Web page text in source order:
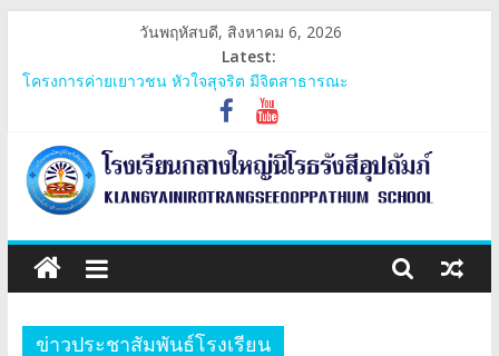
content
วันพฤหัสบดี, สิงหาคม 6, 2026
Latest:
โครงการค่ายเยาวชน หัวใจสุจริต มีจิตสาธารณะ
โครงการกลางใหญ่วัยใสใส่ใจรอบรู้สุขภาพและรู้เท่าทันยาเสพติด
ประชุมสามัญกลุ่มเครือข่ายภูพระบาท
โครงการ 60 ปี ไทยฮอนด้า ขับขี่ปลอดภัย เพื่อสังคมไทยยั่งยืน มอบ
หมวกนิรภัย
การรับเงินอุดหนุนยากจนพิเศษกองทุนเพื่อความเสมอภาคทางการ
โรงเรียน
กลาง
ข่าวประชาสัมพันธ์โรงเรียน